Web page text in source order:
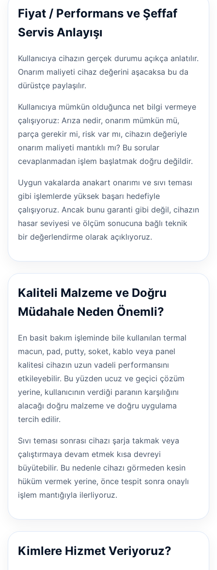
Fiyat / Performans ve Şeffaf
Servis Anlayışı
Kullanıcıya cihazın gerçek durumu açıkça anlatılır.
Onarım maliyeti cihaz değerini aşacaksa bu da
dürüstçe paylaşılır.
Kullanıcıya mümkün olduğunca net bilgi vermeye
çalışıyoruz: Arıza nedir, onarım mümkün mü,
parça gerekir mi, risk var mı, cihazın değeriyle
onarım maliyeti mantıklı mı? Bu sorular
cevaplanmadan işlem başlatmak doğru değildir.
Uygun vakalarda anakart onarımı ve sıvı teması
gibi işlemlerde yüksek başarı hedefiyle
çalışıyoruz. Ancak bunu garanti gibi değil, cihazın
hasar seviyesi ve ölçüm sonucuna bağlı teknik
bir değerlendirme olarak açıklıyoruz.
Kaliteli Malzeme ve Doğru
Müdahale Neden Önemli?
En basit bakım işleminde bile kullanılan termal
macun, pad, putty, soket, kablo veya panel
kalitesi cihazın uzun vadeli performansını
etkileyebilir. Bu yüzden ucuz ve geçici çözüm
yerine, kullanıcının verdiği paranın karşılığını
alacağı doğru malzeme ve doğru uygulama
tercih edilir.
Sıvı teması sonrası cihazı şarja takmak veya
çalıştırmaya devam etmek kısa devreyi
büyütebilir. Bu nedenle cihazı görmeden kesin
hüküm vermek yerine, önce tespit sonra onaylı
işlem mantığıyla ilerliyoruz.
Kimlere Hizmet Veriyoruz?